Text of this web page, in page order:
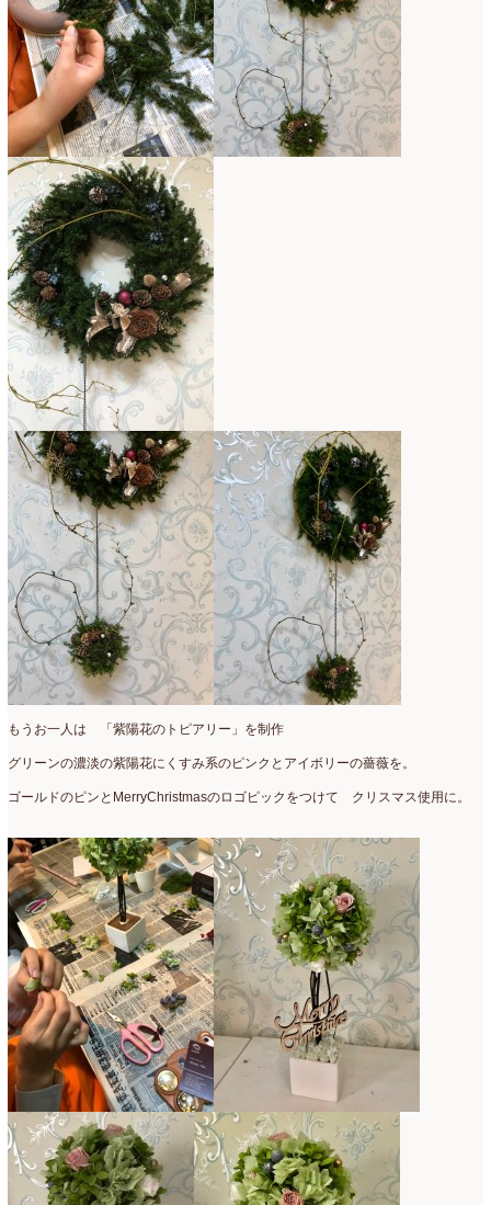
コサージュ(3)
コラボレッスン(1)
コンテスト入選情報(5)
スペシャルレッスン(12)
ディスプレイ(213)
ディプロマ(54)
ハーバリウム(8)
フォレストシャンデリア(1)
フリーアレンジ(136)
ブラッシュアップレスン (9)
プライマリイ(33)
プライマリイコース(1)
ベジブーケ(12)
マダムトキ(1)
ミニアレンジ(1)
ラ・ブランシェスタイル (8)
今月の季節のアレンジ教室(109)
(40)
体験レッスン(12)
季節のアレンジ(266)
展示会(18)
教室(14)
検定レッスン(8)
検定試験(6)
楽天市場ラブランシェ(8)
母の日ギフト販売(15)
母の日自由が丘販売会(8)
生花(9)
研究会(2)
2025年6月(7)
2025年5月 (6)
2025年4月(7)
2025年3月(4)
2024年8月 (6)
2024年7月(7)
2024年6月(8)
2024年5月(7)
2024年4月(10)
2024年3月(5)
2024年2月 (10)
2023年12月(17)
2023年11月(11)
2023年10月(6)
2023年9月(10)
2023年8月(2)
2023年7月(11)
2023年6月(10)
2023年5月(4)
2023年3月(12)
2023年2月
もうお一人は 「紫陽花のトピアリー」を制作
グリーンの濃淡の紫陽花にくすみ系のピンクとアイボリーの薔薇を。
ゴールドのピンとMerryChristmasのロゴピックをつけて クリスマス使用に。